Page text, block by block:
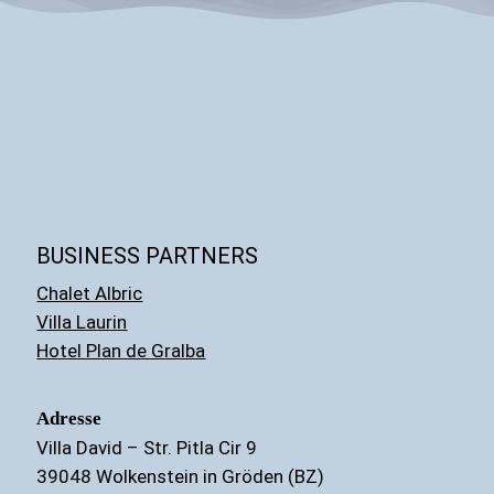
BUSINESS PARTNERS
Chalet Albric
Villa Laurin
Hotel Plan de Gralba
Adresse
Villa David – Str. Pitla Cir 9
39048 Wolkenstein in Gröden (BZ)